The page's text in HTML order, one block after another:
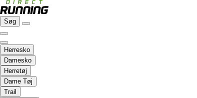
Søg
Herresko
Damesko
Herretøj
Dame Tøj
Trail